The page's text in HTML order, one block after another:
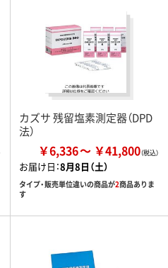
カズサ 残留塩素測定器（DPD
法）
￥6,336 ￥41,800
お届け日：8月8日（土）
タイプ・販売単位違いの商品が2商品ありま
す